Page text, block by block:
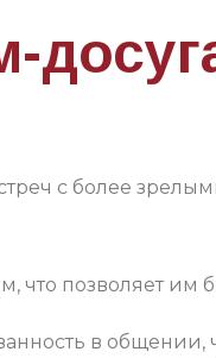
с более
что позволяет им
в общении,